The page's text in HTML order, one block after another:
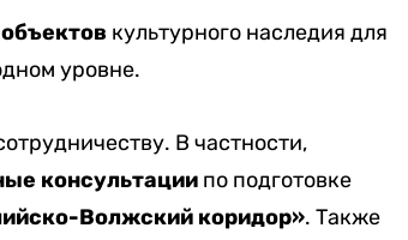
культурного наследия для
уровне.
В частности,
консультациипо подготовке
Волжский коридор». Также